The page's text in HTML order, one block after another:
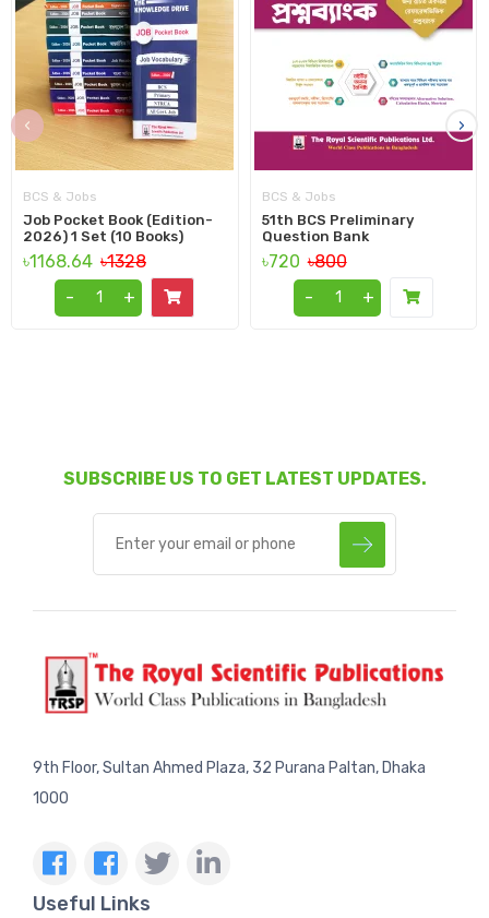
BCS & Jobs
Job Pocket Book (Edition-
2026) 1 Set (10 Books)
৳1168.64 ৳1328
-
+
BCS & Jobs
51th BCS Preliminary
Question Bank
৳720 ৳800
-
+
‹ ›
SUBSCRIBE US TO GET LATEST UPDATES.
9th Floor, Sultan Ahmed Plaza, 32 Purana Paltan, Dhaka
1000
Useful Links